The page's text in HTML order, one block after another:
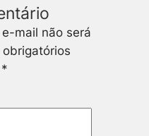
mail não será
obrigatórios
*